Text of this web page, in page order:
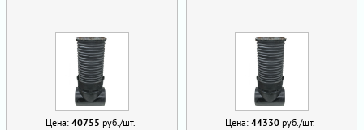
Цена: 40755 руб./шт. Цена: 44330руб./шт.